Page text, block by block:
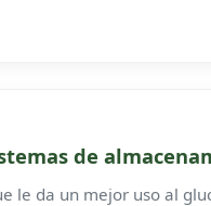
de
le da un mejor uso al